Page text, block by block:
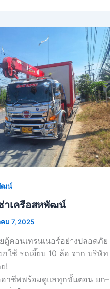
ฒน์
าเครือสหพัฒน์
ม 7, 2025
ตู้คอนเทรนเนอร์อย่างปลอดภัย
กใช้ รถเฮี๊ยบ 10 ล้อ จาก บริษัท
!
อาชีพพร้อมดูแลทุกขั้นตอน ยก–